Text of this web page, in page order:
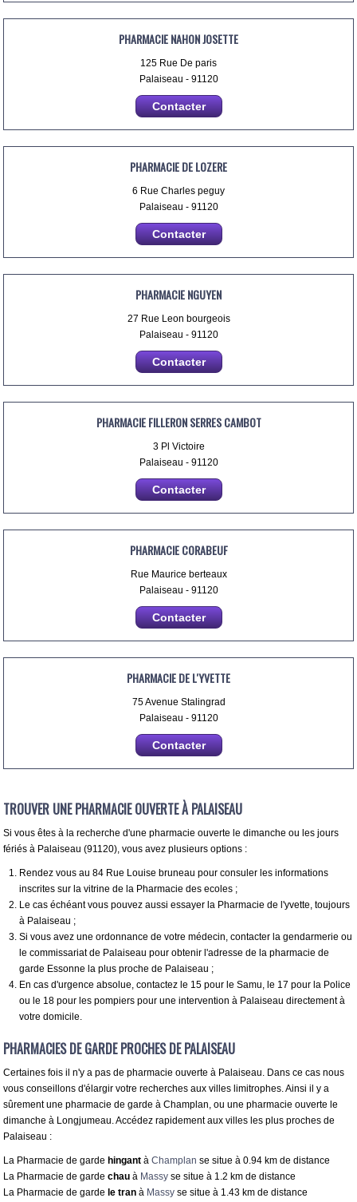
PHARMACIE NAHON JOSETTE
125 Rue De paris
Palaiseau - 91120
Contacter
PHARMACIE DE LOZERE
6 Rue Charles peguy
Palaiseau - 91120
Contacter
PHARMACIE NGUYEN
27 Rue Leon bourgeois
Palaiseau - 91120
Contacter
PHARMACIE FILLERON SERRES CAMBOT
3 Pl Victoire
Palaiseau - 91120
Contacter
PHARMACIE CORABEUF
Rue Maurice berteaux
Palaiseau - 91120
Contacter
PHARMACIE DE L'YVETTE
75 Avenue Stalingrad
Palaiseau - 91120
Contacter
TROUVER UNE PHARMACIE OUVERTE À PALAISEAU
Si vous êtes à la recherche d'une pharmacie ouverte le dimanche ou les jours
fériés à Palaiseau (91120), vous avez plusieurs options :
Rendez vous au 84 Rue Louise bruneau pour consuler les informations
inscrites sur la vitrine de la Pharmacie des ecoles ;
Le cas échéant vous pouvez aussi essayer la Pharmacie de l'yvette, toujours
à Palaiseau ;
Si vous avez une ordonnance de votre médecin, contacter la gendarmerie ou
le commissariat de Palaiseau pour obtenir l'adresse de la pharmacie de
garde Essonne la plus proche de Palaiseau ;
En cas d'urgence absolue, contactez le 15 pour le Samu, le 17 pour la Police
ou le 18 pour les pompiers pour une intervention à Palaiseau directement à
votre domicile.
PHARMACIES DE GARDE PROCHES DE PALAISEAU
Certaines fois il n'y a pas de pharmacie ouverte à Palaiseau. Dans ce cas nous
vous conseillons d'élargir votre recherches aux villes limitrophes. Ainsi il y a
sûrement une pharmacie de garde à Champlan, ou une pharmacie ouverte le
dimanche à Longjumeau. Accédez rapidement aux villes les plus proches de
Palaiseau :
La Pharmacie de garde hingant àChamplan se situe à 0.94 km de distance
La Pharmacie de gardechau à Massy se situe à 1.2 km de distance
La Pharmacie de garde le tran à Massy se situe à 1.43 km de distance